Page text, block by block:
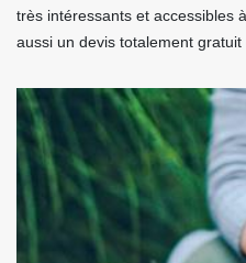
très intéressants et accessibles
aussi un devis totalement gratuit